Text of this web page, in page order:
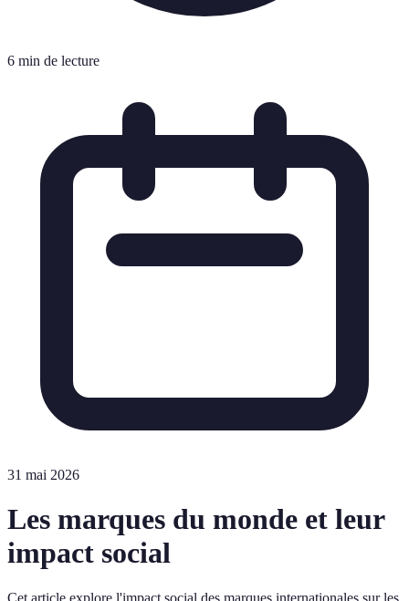
6 min de lecture
31 mai 2026
Les marques du monde et leur
impact social
Cet article explore l'impact social des marques internationales sur les